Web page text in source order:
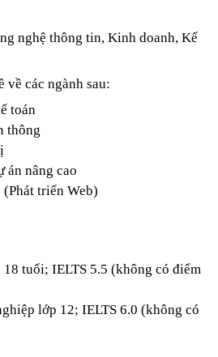
nghệ thông tin, Kinh doanh, Kế
về các ngành sau:
toán
thông
án nâng cao
triển Web)
18 tuổi; IELTS 5.5 (không có điểm
lớp 12; IELTS 6.0 (không có